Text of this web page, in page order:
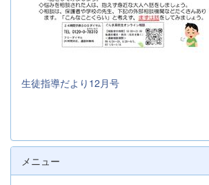
生徒指導だより12月号
メニュー